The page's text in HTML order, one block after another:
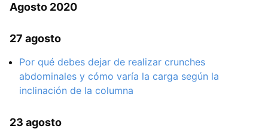
Agosto 2020
27 agosto
Por qué debes dejar de realizar crunches
abdominales y cómo varía la carga según la
inclinación de la columna
23 agosto